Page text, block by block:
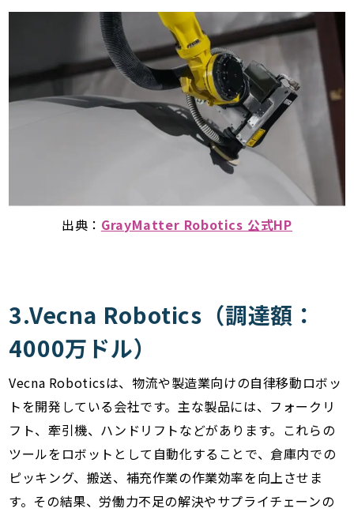
出典： GrayMatter Robotics 公式HP
3.Vecna Robotics（調達額：
4000万ドル）
Vecna Roboticsは、物流や製造業向けの自律移動ロボッ
トを開発している会社です。主な製品には、フォークリ
フト、牽引機、ハンドリフトなどがあります。これらの
ツールをロボットとして自動化することで、倉庫内での
ピッキング、搬送、補充作業の作業効率を向上させま
す。その結果、労働力不足の解決やサプライチェーンの